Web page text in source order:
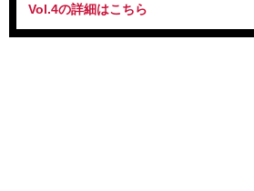
Vol.4の詳細はこちら